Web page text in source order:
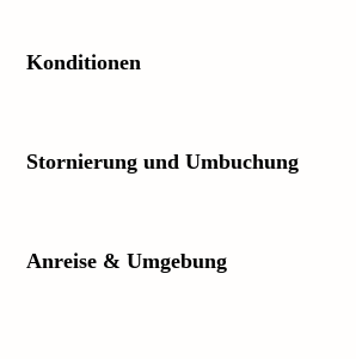
Konditionen
Stornierung und Umbuchung
Anreise & Umgebung